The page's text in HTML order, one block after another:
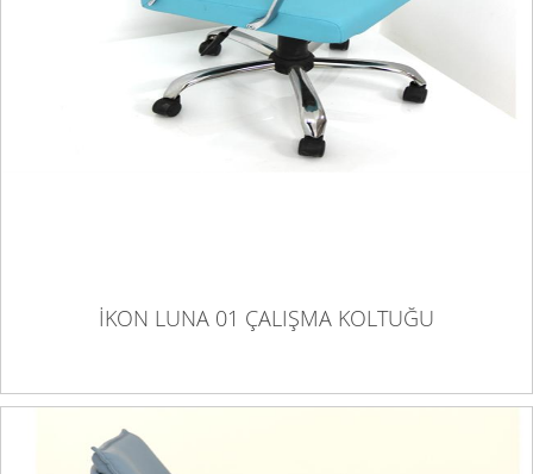
İKON LUNA 01 ÇALIŞMA KOLTUĞU
İKON LUNA 01 ÇALIŞMA KOLTUĞU